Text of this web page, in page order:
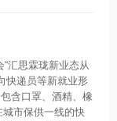
汇思霖珑新业态从
快递员等新就业形
含口罩、酒精、橡
市保供一线的快